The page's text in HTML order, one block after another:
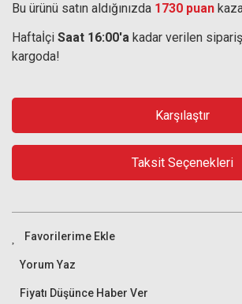
Bu ürünü satın aldığınızda 1730 puan
Haftaİçi Saat 16:00'a kadar verilen
kargoda!
Karşılaştır
Taksit Seçenekleri
Yorum Yaz
Fiyatı Düşünce Haber Ver